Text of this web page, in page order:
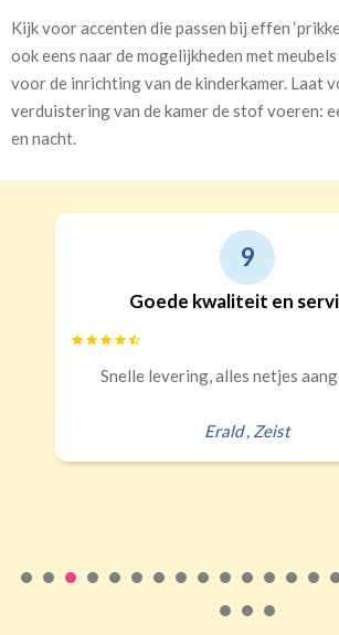
Kijk voor accenten die passen bij effen
ook eens naar de mogelijkheden met
voor de inrichting van de kinderkamer. Laat
verduistering van de kamer de stof voeren:
en nacht.
9
Goede kwaliteit en
Snelle levering, alles netjes
Erald, Zeist